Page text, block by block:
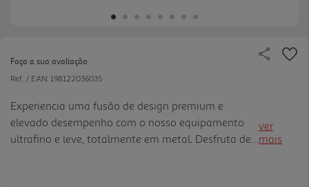
Faça a sua avaliação
Ref. / EAN: 198122036035
Experiencia uma fusão de design premium e
elevado desempenho com o nosso equipamento
ultrafino e leve, totalmente em metal. Desfruta de
ver
mais